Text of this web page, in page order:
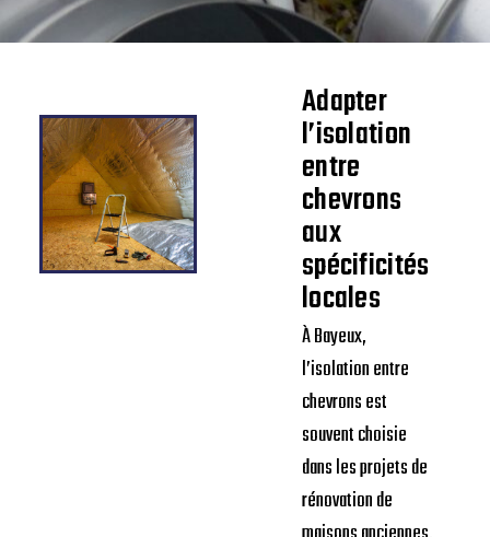
Adapter
l’isolation
entre
chevrons
aux
spécificités
locales
À Bayeux,
l’isolation entre
chevrons est
souvent choisie
dans les projets de
rénovation de